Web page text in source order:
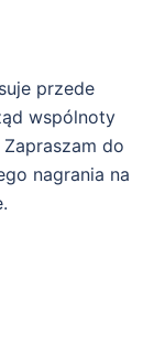
przede
wspólnoty
do
nagrania na